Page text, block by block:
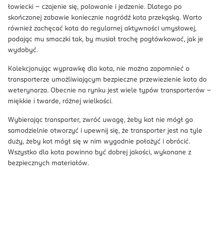
łowiecki – czajenie się, polowanie i jedzenie. Dlatego po
skończonej zabawie koniecznie nagródź kota przekąską. Warto
również zachęcać kota do regularnej aktywności umysłowej,
podając mu smaczki tak, by musiał trochę pogłówkować, jak je
wydobyć.
Kolekcjonując wyprawkę dla kota, nie można zapomnieć o
transporterze umożliwiającym bezpieczne przewiezienie kota do
weterynarza. Obecnie na rynku jest wiele typów transporterów –
miękkie i twarde, różnej wielkości.
Wybierając transporter, zwróć uwagę, żeby kot nie mógł go
samodzielnie otworzyć i upewnij się, że transporter jest na tyle
duży, żeby kot mógł się w nim wygodnie położyć i obrócić.
Wszystko dla kota powinno być dobrej jakości, wykonane z
bezpiecznych materiałów.